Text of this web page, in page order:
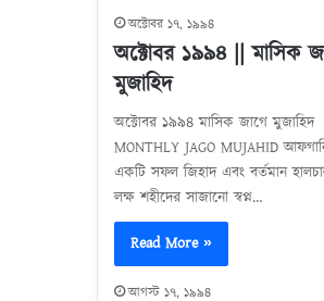
অক্টোবর ১৭, ১৯৯৪
অক্টোবর ১৯৯৪ || মাসিক
মুজাহিদ
অক্টোবর ১৯৯৪ মাসিক জাগে মুজাহিদ
MONTHLY JAGO MUJAHID
একটি সফল জিহাদ এবং বর্তমান
লক্ষ শহীদের সাজানো স্বপ্ন…
Read More »
আগস্ট ১৭, ১৯৯৪